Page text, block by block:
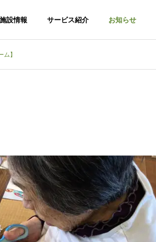
施設情報 サービス紹介 お知らせ
特別養護老人ホー
ム第二勅使苑
】